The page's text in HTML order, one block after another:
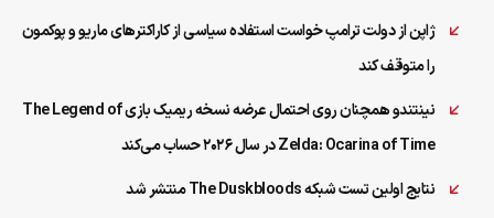
ژاپن از دولت ترامپ خواست استفاده سیاسی از کاراکترهای ماریو و پوکمون
را متوقف کند
نینتندو همچنان روی احتمال عرضه نسخه ریمیک بازی The Legend of
Zelda: Ocarina of Time در سال ۲۰۲۶ حساب می‌کند
نتایج اولین تست شبکه The Duskbloods منتشر شد